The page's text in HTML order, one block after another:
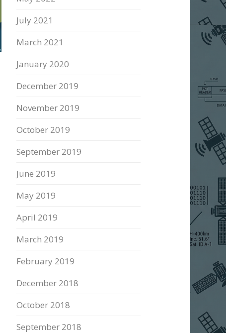
July 2021
March 2021
January 2020
December 2019
November 2019
October 2019
September 2019
June 2019
May 2019
April 2019
March 2019
February 2019
December 2018
October 2018
September 2018